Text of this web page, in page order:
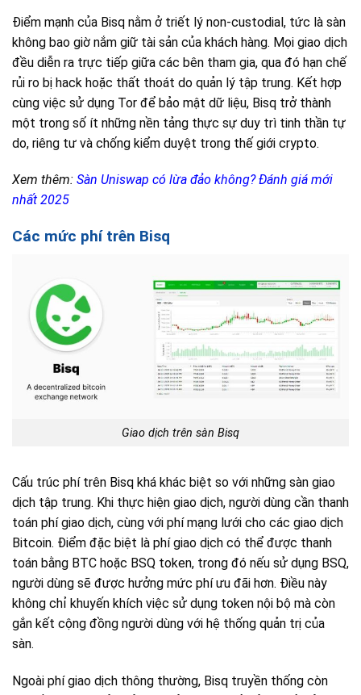
Điểm mạnh của Bisq nằm ở triết lý non-custodial, tức là sàn
không bao giờ nắm giữ tài sản của khách hàng. Mọi giao dịch
đều diễn ra trực tiếp giữa các bên tham gia, qua đó hạn chế
rủi ro bị hack hoặc thất thoát do quản lý tập trung. Kết hợp
cùng việc sử dụng Tor để bảo mật dữ liệu, Bisq trở thành
một trong số ít những nền tảng thực sự duy trì tinh thần tự
do, riêng tư và chống kiểm duyệt trong thế giới crypto.
Xem thêm: Sàn Uniswap có lừa đảo không? Đánh giá mới
nhất 2025
Các mức phí trên Bisq
Giao dịch trên sàn Bisq
Cấu trúc phí trên Bisq khá khác biệt so với những sàn giao
dịch tập trung. Khi thực hiện giao dịch, người dùng cần thanh
toán phí giao dịch, cùng với phí mạng lưới cho các giao dịch
Bitcoin. Điểm đặc biệt là phí giao dịch có thể được thanh
toán bằng BTC hoặc BSQ token, trong đó nếu sử dụng BSQ,
người dùng sẽ được hưởng mức phí ưu đãi hơn. Điều này
không chỉ khuyến khích việc sử dụng token nội bộ mà còn
gắn kết cộng đồng người dùng với hệ thống quản trị của
sàn.
Ngoài phí giao dịch thông thường, Bisq truyền thống còn